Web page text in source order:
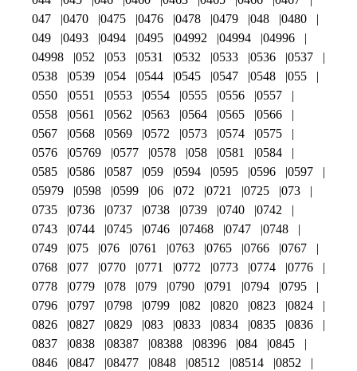
047
0470 0475 0476 0478 0479 048
0480
049
0493 0494 0495 04992 04994
04996
04998
052 053 0531 0532 0533 0536
0537
0538
0539 054 0544 0545 0547 0548
055
0550
0551 0553 0554 0555 0556
0557
0558
0561 0562 0563 0564 0565
0566
0567
0568 0569 0572 0573 0574
0575
0576
05769 0577 0578 058 0581
0584
0585
0586 0587 059 0594 0595 0596
0597
05979
0598 0599 06 072 0721 0725
073
0735
0736 0737 0738 0739 0740
0742
0743
0744 0745 0746 07468 0747
0748
0749
075 076 0761 0763 0765 0766
0767
0768
077 0770 0771 0772 0773 0774
0776
0778
0779 078 079 0790 0791 0794
0795
0796
0797 0798 0799 082 0820 0823
0824
0826
0827 0829 083 0833 0834 0835
0836
0837
0838 08387 08388 08396 084
0845
0846
0847 08477 0848 08512 08514
0852